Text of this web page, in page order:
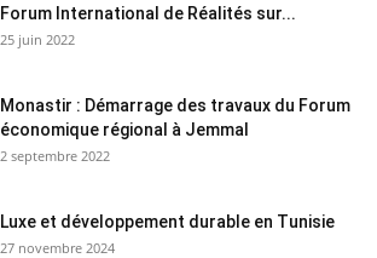
Forum International de Réalités sur...
25 juin 2022
Monastir : Démarrage des travaux du Forum
économique régional à Jemmal
2 septembre 2022
Luxe et développement durable en Tunisie
27 novembre 2024